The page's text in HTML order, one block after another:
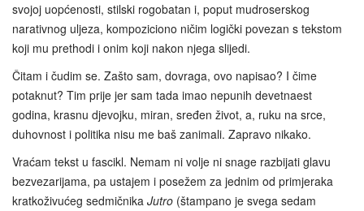
svojoj uopćenosti, stilski rogobatan i, poput mudroserskog
narativnog uljeza, kompoziciono ničim logički povezan s tekstom
koji mu prethodi i onim koji nakon njega slijedi.
Čitam i čudim se. Zašto sam, dovraga, ovo napisao? I čime
potaknut? Tim prije jer sam tada imao nepunih devetnaest
godina, krasnu djevojku, miran, sređen život, a, ruku na srce,
duhovnost i politika nisu me baš zanimali. Zapravo nikako.
Vraćam tekst u fascikl. Nemam ni volje ni snage razbijati glavu
bezvezarijama, pa ustajem i posežem za jednim od primjeraka
kratkoživućeg sedmičnika Jutro (štampano je svega sedam